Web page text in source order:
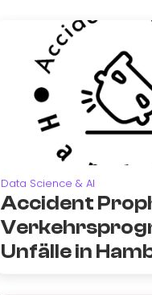
Data Science & AI
Accident
Unfälle in